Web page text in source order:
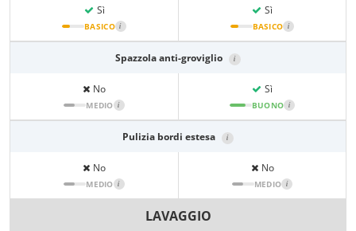
Sì
BASICO i
Sì
BASICO i
Spazzola anti-groviglio i
No
MEDIO i
Sì
BUONO i
Pulizia bordi estesa i
No
MEDIO i
No
MEDIO i
LAVAGGIO